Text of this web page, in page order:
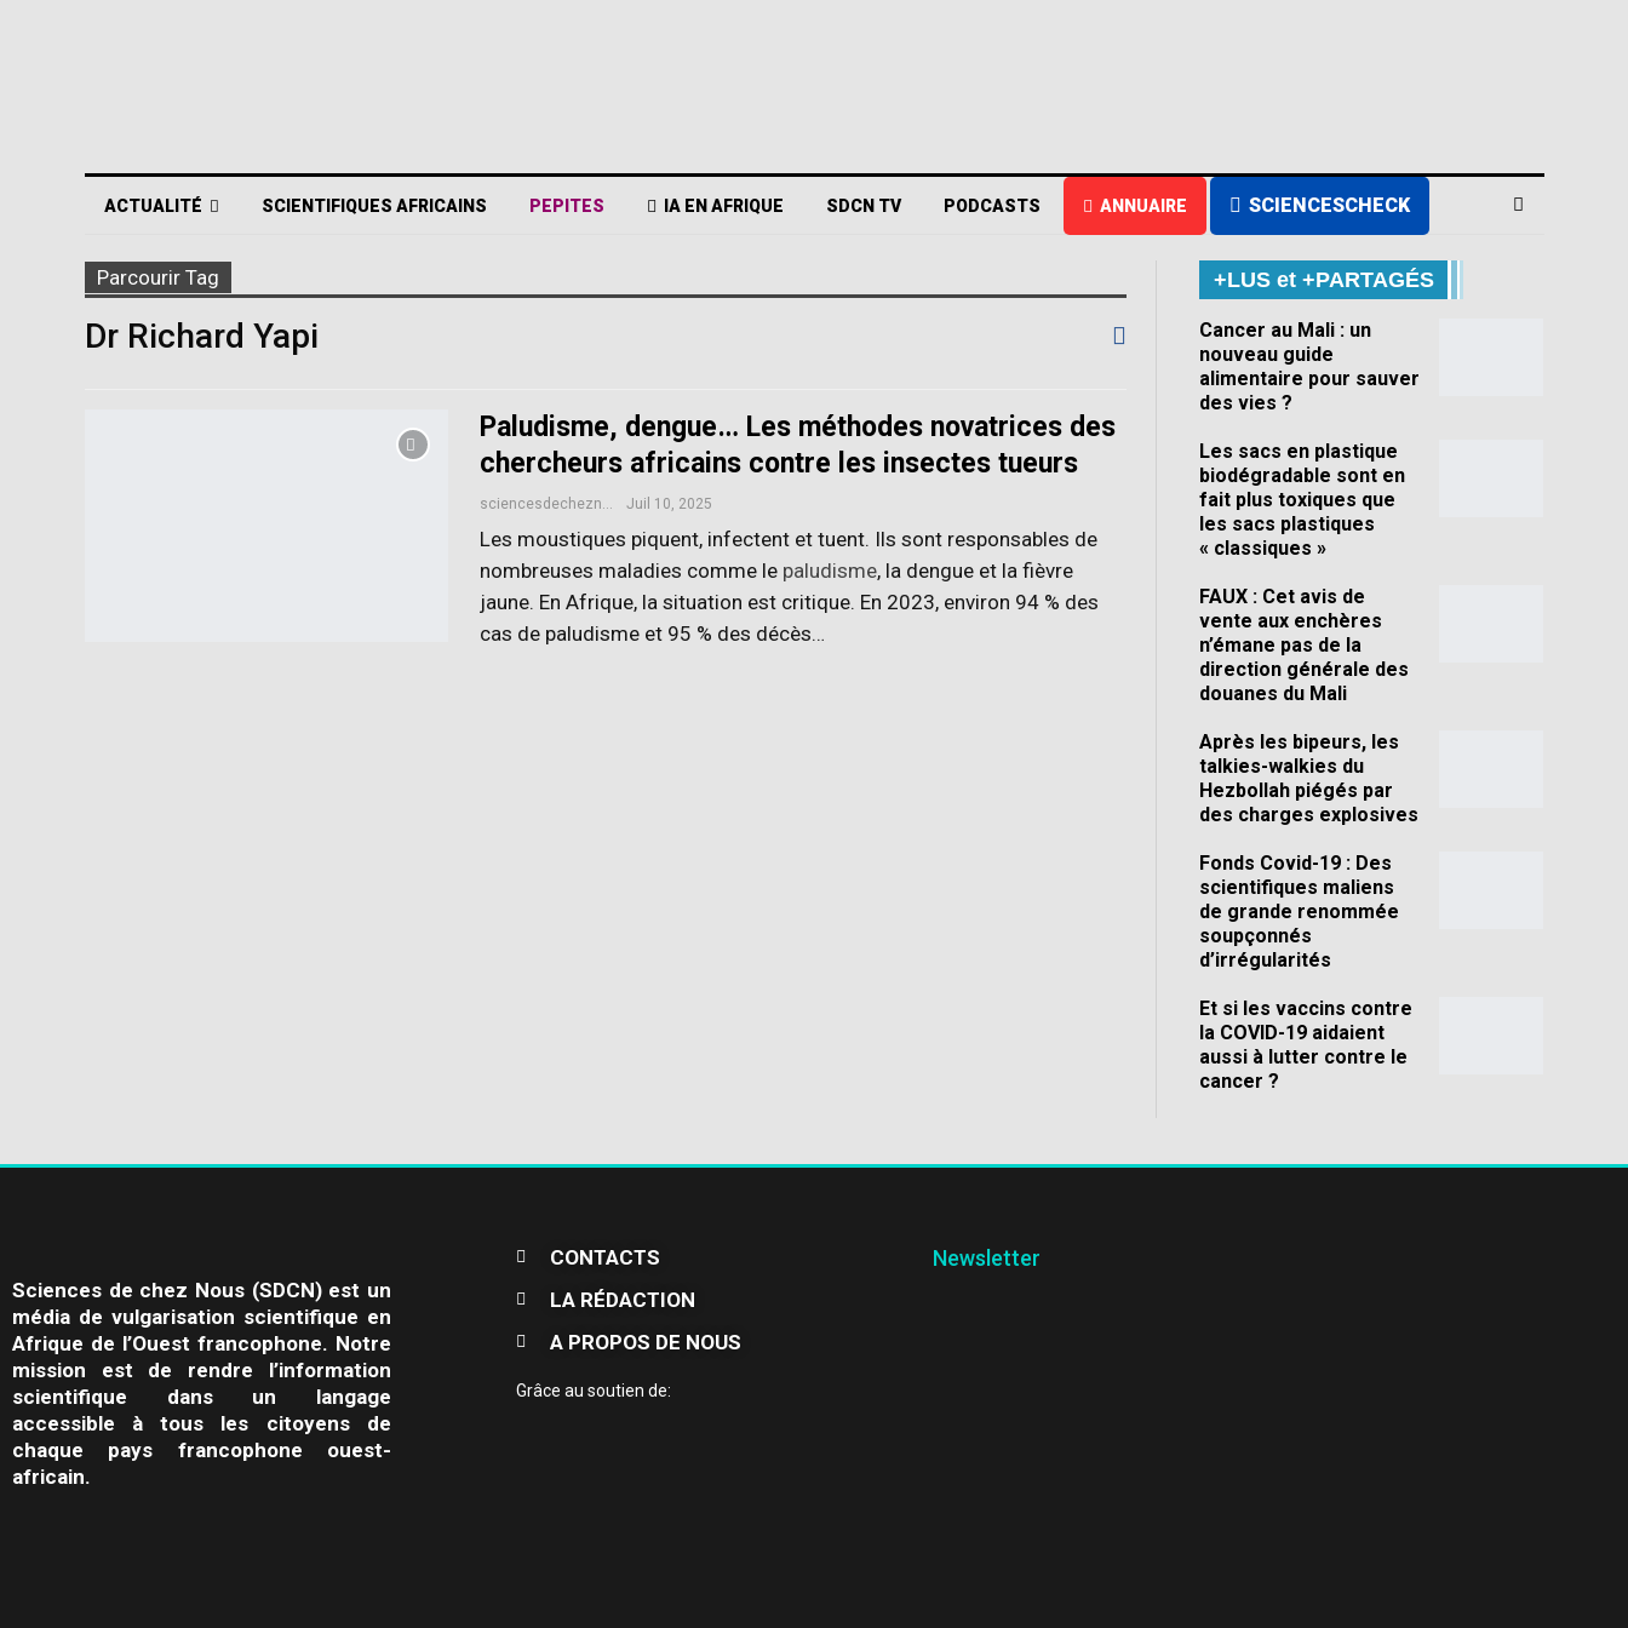
ACTUALITÉ SCIENTIFIQUES AFRICAINS PEPITES IA EN AFRIQUE SDCN TV PODCASTS ANNUAIRE SCIENCESCHECK
Parcourir Tag
Dr Richard Yapi
Paludisme, dengue… Les méthodes novatrices des
chercheurs africains contre les insectes tueurs
sciencesdecheznous@gmail.com Juil 10, 2025
Les moustiques piquent, infectent et tuent. Ils sont responsables de
nombreuses maladies comme le paludisme, la dengue et la fièvre
jaune. En Afrique, la situation est critique. En 2023, environ 94 % des
cas de paludisme et 95 % des décès…
+LUS et +PARTAGÉS
Cancer au Mali : un
nouveau guide
alimentaire pour sauver
des vies ?
Les sacs en plastique
biodégradable sont en
fait plus toxiques que
les sacs plastiques
« classiques »
FAUX : Cet avis de
vente aux enchères
n’émane pas de la
direction générale des
douanes du Mali
Après les bipeurs, les
talkies-walkies du
Hezbollah piégés par
des charges explosives
Fonds Covid-19 : Des
scientifiques maliens
de grande renommée
soupçonnés
d’irrégularités
Et si les vaccins contre
la COVID-19 aidaient
aussi à lutter contre le
cancer ?
Sciences de chez Nous (SDCN) est un
média de vulgarisation scientifique en
Afrique de l’Ouest francophone. Notre
mission est de rendre l’information
scientifique dans un langage
accessible à tous les citoyens de
chaque pays francophone ouest-
africain.
CONTACTS
LA RÉDACTION
A PROPOS DE NOUS
Grâce au soutien de:
Newsletter